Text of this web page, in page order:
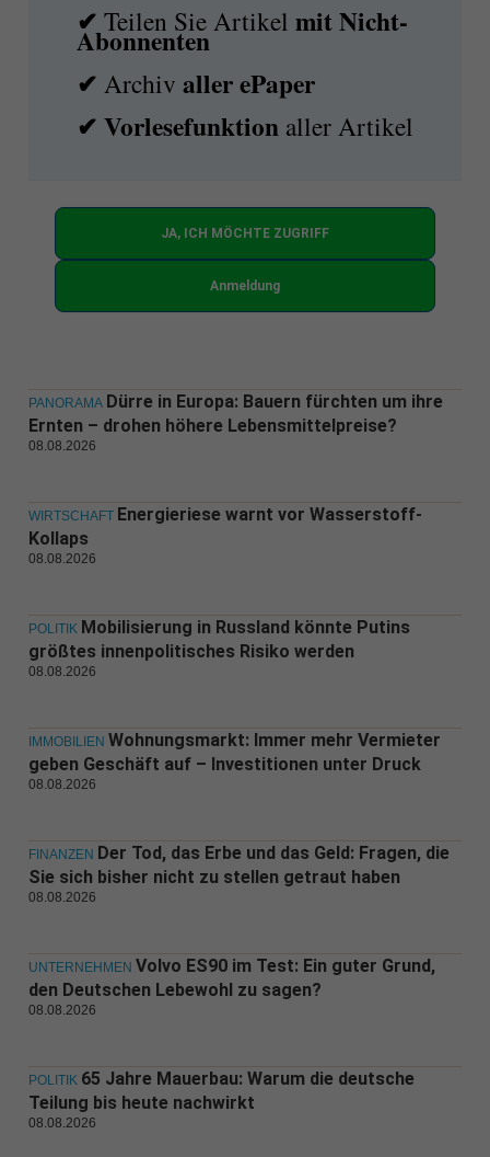
✔Teilen Sie ArtikelmitNicht-
Abonnenten
✔Archivaller ePaper
✔Vorlesefunktion aller Artikel
JA, ICH MÖCHTE ZUGRIFF
Anmeldung
PANORAMA Dürre in Europa: Bauern fürchten um ihre
Ernten – drohen höhere Lebensmittelpreise?
08.08.2026
WIRTSCHAFT Energieriese warnt vor Wasserstoff-
Kollaps
08.08.2026
POLITIK Mobilisierung in Russland könnte Putins
größtes innenpolitisches Risiko werden
08.08.2026
IMMOBILIEN Wohnungsmarkt: Immer mehr Vermieter
geben Geschäft auf – Investitionen unter Druck
08.08.2026
FINANZEN Der Tod, das Erbe und das Geld: Fragen, die
Sie sich bisher nicht zu stellen getraut haben
08.08.2026
UNTERNEHMEN Volvo ES90 im Test: Ein guter Grund,
den Deutschen Lebewohl zu sagen?
08.08.2026
POLITIK 65 Jahre Mauerbau: Warum die deutsche
Teilung bis heute nachwirkt
08.08.2026